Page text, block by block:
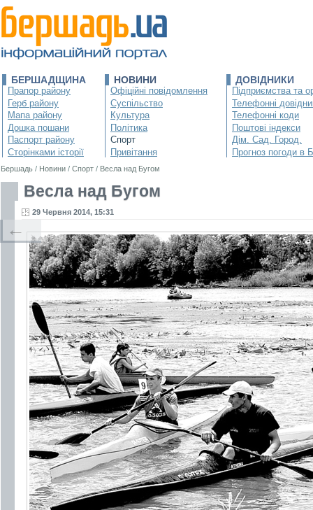
БЕРШАДЩИНА
Прапор району
Герб району
Мапа району
Дошка пошани
Паспорт району
Сторінками історії
НОВИНИ
Офіційні повідомлення
Суспільство
Культура
Політика
Спорт
Привітання
ДОВІДНИКИ
Підприємства та
Телефонні
Телефонні коди
Поштові індекси
Дім. Сад. Город.
Прогноз погоди в
Бершадь / Новини / Спорт / Весла над Бугом
Весла над Бугом
29 Червня 2014, 15:31
←